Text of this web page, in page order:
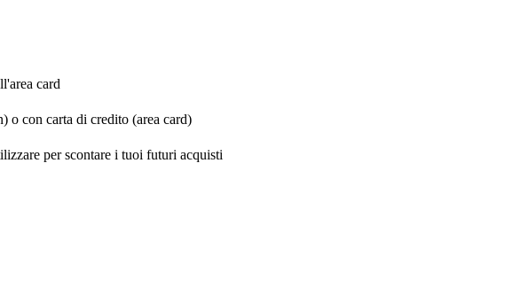
card
o con carta di credito (area card)
per scontare i tuoi futuri acquisti